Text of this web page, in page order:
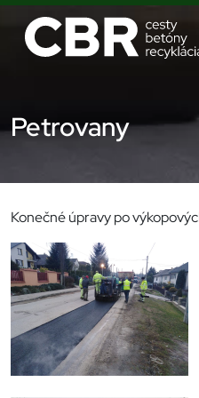
Petrovany
Konečné úpravy po